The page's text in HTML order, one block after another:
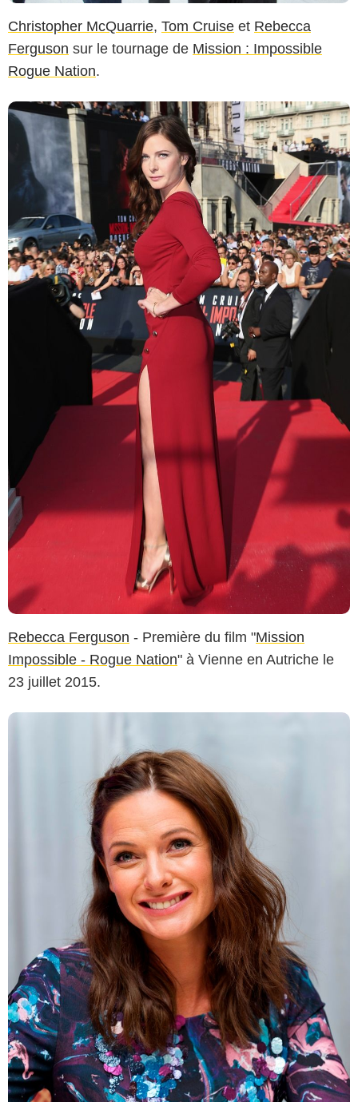
Christopher McQuarrie, Tom Cruise et Rebecca
Ferguson sur le tournage de Mission : Impossible
Rogue Nation.
Rebecca Ferguson - Première du film "Mission
Impossible - Rogue Nation" à Vienne en Autriche le
23 juillet 2015.